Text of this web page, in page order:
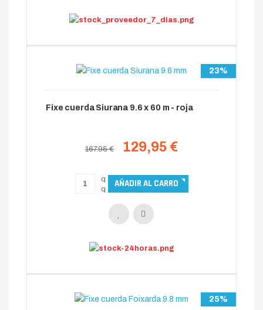
23%
Fixe cuerda Siurana 9.6 x 60 m - roja
167.95 € 129,95 €
25%